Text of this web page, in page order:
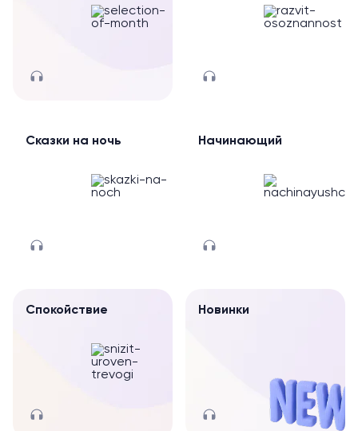
Сказки на ночь Начинающий
Спокойствие Новинки